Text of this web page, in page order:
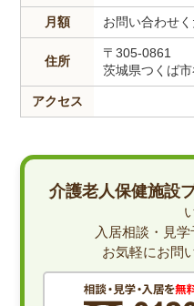
月額 お問い合わせ
住所
〒305-0861
茨城県つくば
アクセス
介護老人保健施設
入居相談・見
お気軽にお問